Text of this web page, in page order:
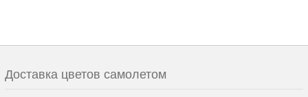
Доставка цветов самолетом